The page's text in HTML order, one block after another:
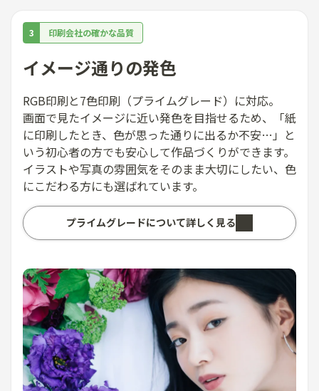
3 印刷会社の確かな品質
イメージ通りの発色
RGB印刷と7色印刷（プライムグレード）に対応。
画面で見たイメージに近い発色を目指せるため、「紙
に印刷したとき、色が思った通りに出るか不安…」と
いう初心者の方でも安心して作品づくりができます。
イラストや写真の雰囲気をそのまま大切にしたい、色
にこだわる方にも選ばれています。
プライムグレードについて詳しく見る